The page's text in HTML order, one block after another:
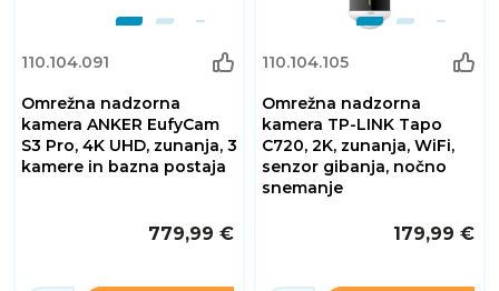
110.104.091
Omrežna nadzorna
kamera ANKER EufyCam
S3 Pro, 4K UHD, zunanja, 3
kamere in bazna postaja
779,99 €
110.104.105
Omrežna nadzorna
kamera TP-LINK Tapo
C720, 2K, zunanja, WiFi,
senzor gibanja, nočno
snemanje
179,99 €